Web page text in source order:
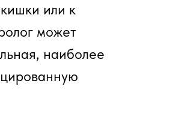
или к
может
наиболее